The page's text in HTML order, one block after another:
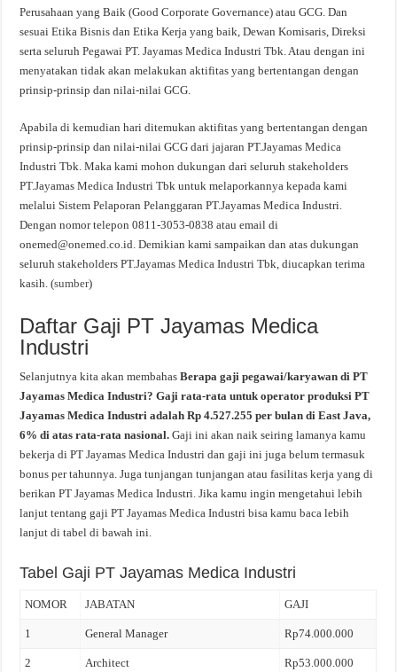
Perusahaan yang Baik (Good Corporate Governance) atau GCG. Dan
sesuai Etika Bisnis dan Etika Kerja yang baik, Dewan Komisaris, Direksi
serta seluruh Pegawai PT. Jayamas Medica Industri Tbk. Atau dengan ini
menyatakan tidak akan melakukan aktifitas yang bertentangan dengan
prinsip-prinsip dan nilai-nilai GCG.
Apabila di kemudian hari ditemukan aktifitas yang bertentangan dengan
prinsip-prinsip dan nilai-nilai GCG dari jajaran PT.Jayamas Medica
Industri Tbk. Maka kami mohon dukungan dari seluruh stakeholders
PT.Jayamas Medica Industri Tbk untuk melaporkannya kepada kami
melalui Sistem Pelaporan Pelanggaran PT.Jayamas Medica Industri.
Dengan nomor telepon 0811-3053-0838 atau email di
onemed@onemed.co.id. Demikian kami sampaikan dan atas dukungan
seluruh stakeholders PT.Jayamas Medica Industri Tbk, diucapkan terima
kasih. (sumber)
Daftar Gaji PT Jayamas Medica
Industri
Selanjutnya kita akan membahasBerapa gaji pegawai/karyawan di PT
Jayamas Medica Industri? Gaji rata-rata untuk operator produksi PT
Jayamas Medica Industri adalah Rp 4.527.255 per bulan di East Java,
6% di atas rata-rata nasional.Gaji ini akan naik seiring lamanya kamu
bekerja di PT Jayamas Medica Industri dan gaji ini juga belum termasuk
bonus per tahunnya. Juga tunjangan tunjangan atau fasilitas kerja yang di
berikan PT Jayamas Medica Industri. Jika kamu ingin mengetahui lebih
lanjut tentang gaji PT Jayamas Medica Industri bisa kamu baca lebih
lanjut di tabel di bawah ini.
Tabel Gaji PT Jayamas Medica Industri
NOMOR JABATAN GAJI
1 General Manager Rp74.000.000
2 Architect Rp53.000.000